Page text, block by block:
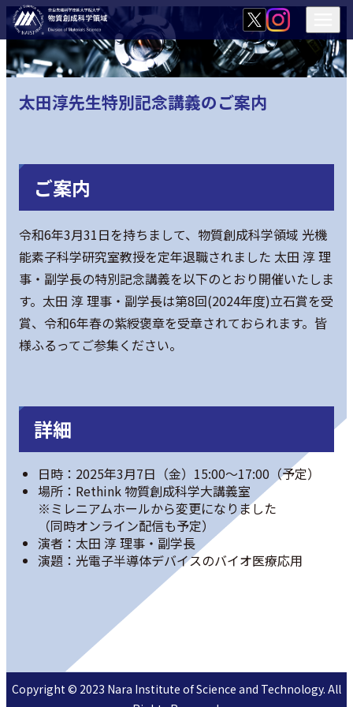
太田淳先生特別記念講義のご案内
ご案内
令和6年3月31日を持ちまして、物質創成科学領域 光機
能素子科学研究室教授を定年退職されました 太田 淳 理
事・副学長の特別記念講義を以下のとおり開催いたしま
す。太田 淳 理事・副学長は第8回(2024年度)立石賞を受
賞、令和6年春の紫綬褒章を受章されておられます。皆
様ふるってご参集ください。
詳細
日時：2025年3月7日（金）15:00～17:00（予定）
場所：Rethink 物質創成科学大講義室
※ミレニアムホールから変更になりました
（同時オンライン配信も予定）
演者：太田 淳 理事・副学長
演題：光電子半導体デバイスのバイオ医療応用
Copyright © 2023 Nara Institute of Science and Technology. All